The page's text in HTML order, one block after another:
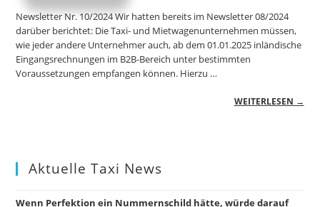
Newsletter Nr. 10/2024 Wir hatten bereits im Newsletter 08/2024
darüber berichtet: Die Taxi- und Mietwagenunternehmen müssen,
wie jeder andere Unternehmer auch, ab dem 01.01.2025 inländische
Eingangsrechnungen im B2B-Bereich unter bestimmten
Voraussetzungen empfangen können. Hierzu …
WEITERLESEN →
Aktuelle Taxi News
Wenn Perfektion ein Nummernschild hätte, würde darauf